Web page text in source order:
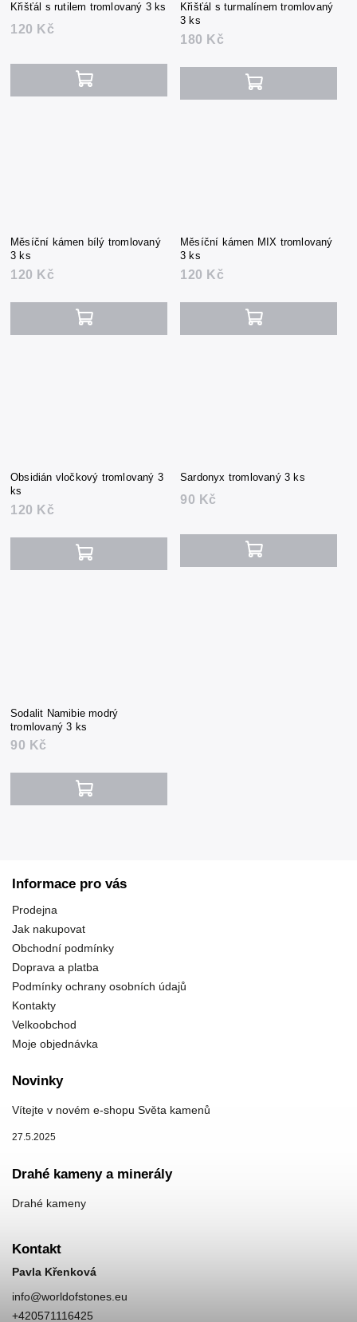
Křišťál s rutilem tromlovaný 3 ks
120 Kč
Křišťál s turmalínem tromlovaný
3 ks
180 Kč
Měsíční kámen bílý tromlovaný
3 ks
120 Kč
Měsíční kámen MIX tromlovaný
3 ks
120 Kč
Obsidián vločkový tromlovaný 3
ks
120 Kč
Sardonyx tromlovaný 3 ks
90 Kč
Sodalit Namibie modrý
tromlovaný 3 ks
90 Kč
Informace pro vás
Prodejna
Jak nakupovat
Obchodní podmínky
Doprava a platba
Podmínky ochrany osobních údajů
Kontakty
Velkoobchod
Moje objednávka
Novinky
Vítejte v novém e-shopu Světa kamenů
27.5.2025
Drahé kameny a minerály
Drahé kameny
Kontakt
Pavla Křenková
info@worldofstones.eu
+420571116425